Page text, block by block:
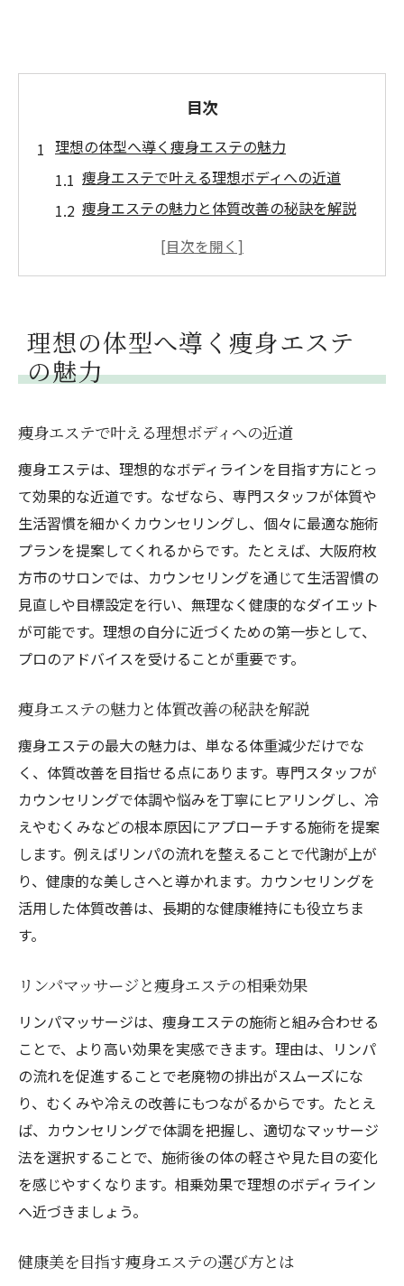
目次
理想の体型へ導く痩身エステの魅力
痩身エステで叶える理想ボディへの近道
痩身エステの魅力と体質改善の秘訣を解説
リンパマッサージと痩身エステの相乗効果
痩身エステがもたらす自信と変化の理由
カウンセリングで分かる自分に合う痩身エステ
痩身エステのカウンセリングで不安解消
カウンセリングが重要な痩身エステ体験と
は
痩身エステ選びに失敗しない相談のコツ
体験談から学ぶ痩身エステカウンセリング
活用法
大阪府枚方市で体験する痩身エステの効果とは
枚方で人気の痩身エステ効果分析
痩身エステのビフォーアフターを徹底検証
痩身エステで感じる体質変化と健康美
継続することで得られる痩身エステの成果
痩身エステの効果的な活用法と満足度アッ
プ
悩みに寄り添うカウンセリングで安心スタート
悩みを相談できる痩身エステの魅力とは
丁寧なカウンセリングで理想の痩身エステ
体験
痩身エステの不安を解消するカウンセリン
グ活用術
初めてでも安心できる痩身エステの相談方
法
体質や生活習慣を見直す痩身エステカウン
セリング
痩身エステが続けやすい理由を徹底解説
理想の体型へ導く痩身エステ
の魅力
痩身エステで叶える理想ボディへの近道
痩身エステは、理想的なボディラインを目指す方にとっ
て効果的な近道です。なぜなら、専門スタッフが体質や
生活習慣を細かくカウンセリングし、個々に最適な施術
プランを提案してくれるからです。たとえば、大阪府枚
方市のサロンでは、カウンセリングを通じて生活習慣の
見直しや目標設定を行い、無理なく健康的なダイエット
が可能です。理想の自分に近づくための第一歩として、
プロのアドバイスを受けることが重要です。
痩身エステの魅力と体質改善の秘訣を解説
痩身エステの最大の魅力は、単なる体重減少だけでな
く、体質改善を目指せる点にあります。専門スタッフが
カウンセリングで体調や悩みを丁寧にヒアリングし、冷
えやむくみなどの根本原因にアプローチする施術を提案
します。例えばリンパの流れを整えることで代謝が上が
り、健康的な美しさへと導かれます。カウンセリングを
活用した体質改善は、長期的な健康維持にも役立ちま
す。
リンパマッサージと痩身エステの相乗効果
リンパマッサージは、痩身エステの施術と組み合わせる
ことで、より高い効果を実感できます。理由は、リンパ
の流れを促進することで老廃物の排出がスムーズにな
り、むくみや冷えの改善にもつながるからです。たとえ
ば、カウンセリングで体調を把握し、適切なマッサージ
法を選択することで、施術後の体の軽さや見た目の変化
を感じやすくなります。相乗効果で理想のボディライン
へ近づきましょう。
健康美を目指す痩身エステの選び方とは